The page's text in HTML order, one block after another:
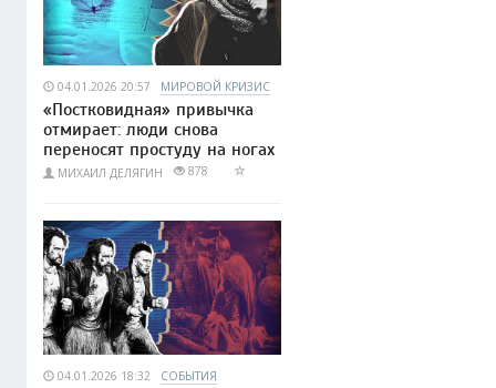
04.01.2026 20:57 МИРОВОЙ КРИЗИС
«Постковидная» привычка
отмирает: люди снова
переносят простуду на ногах
МИХАИЛ ДЕЛЯГИН 878
04.01.2026 18:32 СОБЫТИЯ